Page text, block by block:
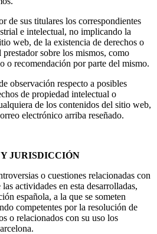
de sus titulares los correspondientes
e intelectual, no implicando la
web, de la existencia de derechos o
sobre los mismos, como
o recomendación por parte del mismo.
observación respecto a posibles
de propiedad intelectual o
de los contenidos del sitio web,
electrónico arriba reseñado.
JURISDICCIÓN
o cuestiones relacionadas con
actividades en esta desarrolladas,
española, a la que se someten
competentes por la resolución de
o relacionados con su uso los